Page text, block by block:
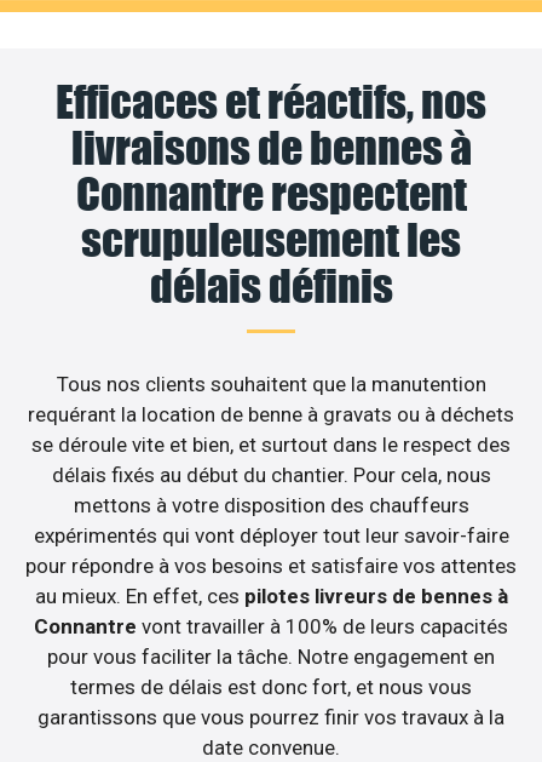
Efficaces et réactifs, nos
livraisons de bennes à
Connantre respectent
scrupuleusement les
délais définis
Tous nos clients souhaitent que la manutention
requérant la location de benne à gravats ou à déchets
se déroule vite et bien, et surtout dans le respect des
délais fixés au début du chantier. Pour cela, nous
mettons à votre disposition des chauffeurs
expérimentés qui vont déployer tout leur savoir-faire
pour répondre à vos besoins et satisfaire vos attentes
au mieux. En effet, ces pilotes livreurs de bennes à
Connantre vont travailler à 100% de leurs capacités
pour vous faciliter la tâche. Notre engagement en
termes de délais est donc fort, et nous vous
garantissons que vous pourrez finir vos travaux à la
date convenue.